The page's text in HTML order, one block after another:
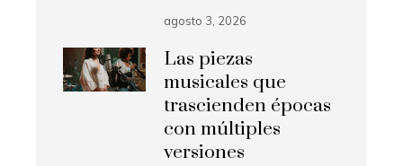
agosto 3, 2026
Las piezas
musicales que
trascienden épocas
con múltiples
versiones